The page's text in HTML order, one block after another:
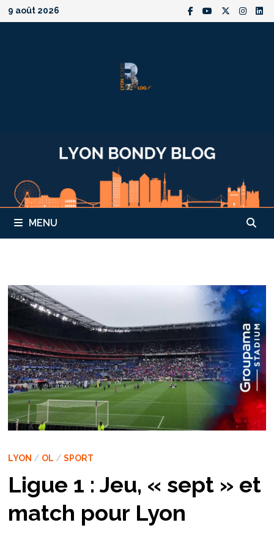
Passer
au
9 août 2026
MENU
LYON / OL / SPORT
Ligue 1 : Jeu, « sept » et
match pour Lyon